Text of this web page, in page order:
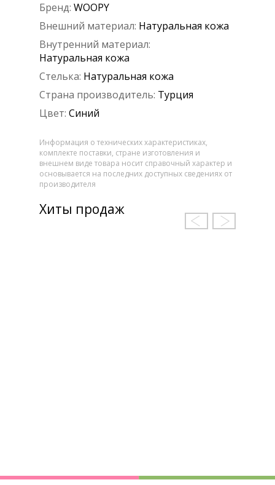
Бренд: WOOPY
Внешний материал: Натуральная кожа
Внутренний материал:
Натуральная кожа
Стелька: Натуральная кожа
Страна производитель: Турция
Цвет: Синий
Информация о технических характеристиках,
комплекте поставки, стране изготовления и
внешнем виде товара носит справочный характер и
основывается на последних доступных сведениях от
производителя
Хиты продаж